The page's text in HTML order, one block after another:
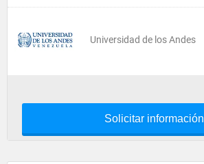
Universidad de los Andes
Solicitar información